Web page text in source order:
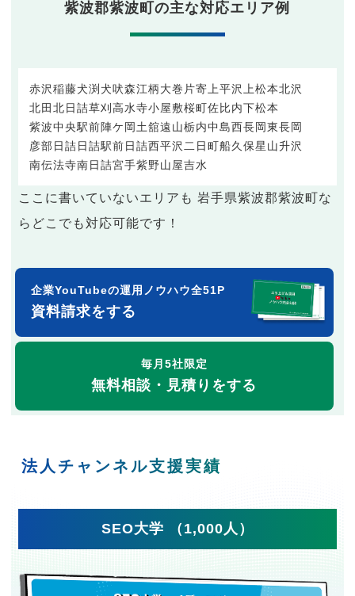
紫波郡紫波町の主な対応エリア例
赤沢稲藤犬渕犬吠森江柄大巻 片寄 上平沢 上松本北沢
北田北日詰草刈高水寺小屋敷桜町佐比内下松本
紫波中央駅前陣ケ岡土舘遠山栃内中島西長岡東長岡
彦部 日詰日詰駅前日詰西平沢 二日町船久保星山升沢
南伝法寺南日詰宮手紫野山屋吉水
ここに書いていないエリアも 岩手県紫波郡紫波町な
らどこでも対応可能です！
企業YouTubeの運用ノウハウ全51P
資料請求をする
毎月5社限定
無料相談・見積りをする
法人チャンネル支援実績
SEO大学 （1,000人）